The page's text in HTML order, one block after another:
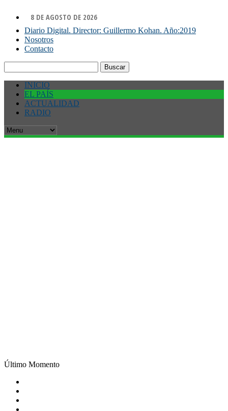
8 DE AGOSTO DE 2026
Diario Digital. Director: Guillermo Kohan. Año:2019
Nosotros
Contacto
INICIO
EL PAÍS
ACTUALIDAD
RADIO
Último Momento